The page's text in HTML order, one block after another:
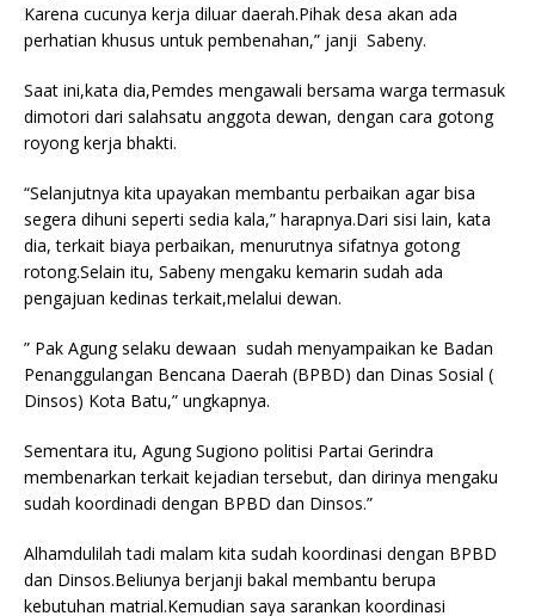
Karena cucunya kerja diluar daerah.Pihak desa akan ada
perhatian khusus untuk pembenahan,” janji Sabeny.
Saat ini,kata dia,Pemdes mengawali bersama warga termasuk
dimotori dari salahsatu anggota dewan, dengan cara gotong
royong kerja bhakti.
“Selanjutnya kita upayakan membantu perbaikan agar bisa
segera dihuni seperti sedia kala,” harapnya.Dari sisi lain, kata
dia, terkait biaya perbaikan, menurutnya sifatnya gotong
rotong.Selain itu, Sabeny mengaku kemarin sudah ada
pengajuan kedinas terkait,melalui dewan.
” Pak Agung selaku dewaan sudah menyampaikan ke Badan
Penanggulangan Bencana Daerah (BPBD) dan Dinas Sosial (
Dinsos) Kota Batu,” ungkapnya.
Sementara itu, Agung Sugiono politisi Partai Gerindra
membenarkan terkait kejadian tersebut, dan dirinya mengaku
sudah koordinadi dengan BPBD dan Dinsos.”
Alhamdulilah tadi malam kita sudah koordinasi dengan BPBD
dan Dinsos.Beliunya berjanji bakal membantu berupa
kebutuhan matrial.Kemudian saya sarankan koordinasi